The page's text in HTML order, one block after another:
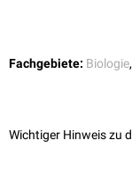
Fachgebiete: Biologie,
Wichtiger Hinweis zu